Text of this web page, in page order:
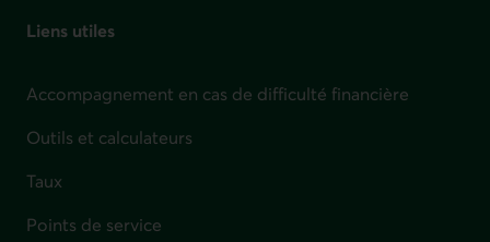
Liens utiles
Accompagnement en cas de difficulté financière
Outils et calculateurs
Taux
Points de service